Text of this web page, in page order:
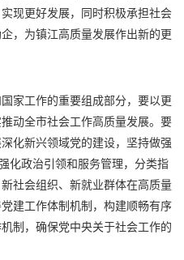
现更好发展，同时积极承担社会
，为镇江高质量发展作出新的更
家工作的重要组成部分，要以更
动全市社会工作高质量发展。要
化新兴领域党的建设，坚持做强
化政治引领和服务管理，分类指
社会组织、新就业群体在高质量
建工作体制机制，构建顺畅有序
制，确保党中央关于社会工作的